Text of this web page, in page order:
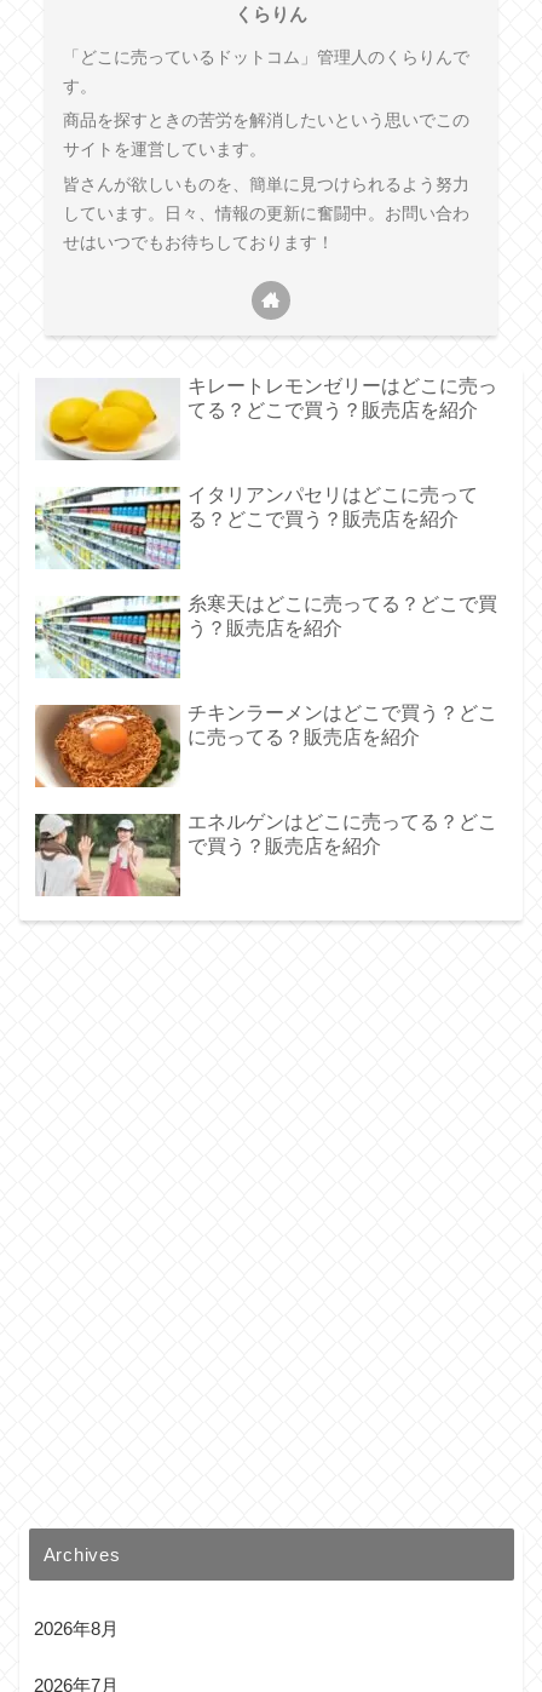
くらりん
「どこに売っているドットコム」管理人のくらりんで
す。
商品を探すときの苦労を解消したいという思いでこの
サイトを運営しています。
皆さんが欲しいものを、簡単に見つけられるよう努力
しています。日々、情報の更新に奮闘中。お問い合わ
せはいつでもお待ちしております！
キレートレモンゼリーはどこに売っ
てる？どこで買う？販売店を紹介
イタリアンパセリはどこに売って
る？どこで買う？販売店を紹介
糸寒天はどこに売ってる？どこで買
う？販売店を紹介
チキンラーメンはどこで買う？どこ
に売ってる？販売店を紹介
エネルゲンはどこに売ってる？どこ
で買う？販売店を紹介
Archives
2026年8月
2026年7月